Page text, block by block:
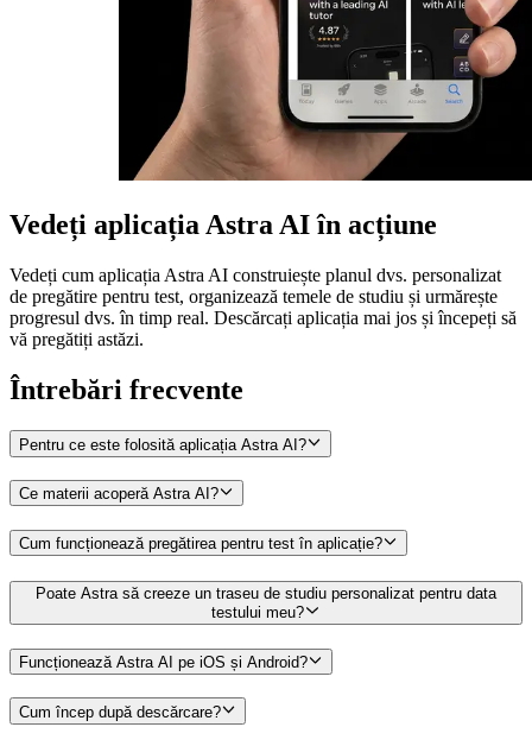
Vedeți aplicația Astra AI în acțiune
Vedeți cum aplicația Astra AI construiește planul dvs. personalizat
de pregătire pentru test, organizează temele de studiu și urmărește
progresul dvs. în timp real. Descărcați aplicația mai jos și începeți să
vă pregătiți astăzi.
Întrebări frecvente
Pentru ce este folosită aplicația Astra AI?
Ce materii acoperă Astra AI?
Cum funcționează pregătirea pentru test în aplicație?
Poate Astra să creeze un traseu de studiu personalizat pentru data
testului meu?
Funcționează Astra AI pe iOS și Android?
Cum încep după descărcare?